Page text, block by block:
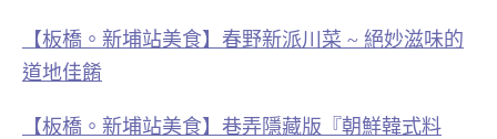
【板橋。新埔站美食】春野新派川菜 ~ 絕妙滋味的
道地佳餚
【板橋。新埔站美食】巷弄隱藏版『朝鮮韓式料